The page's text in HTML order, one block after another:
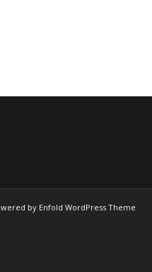
by Enfold WordPress Theme